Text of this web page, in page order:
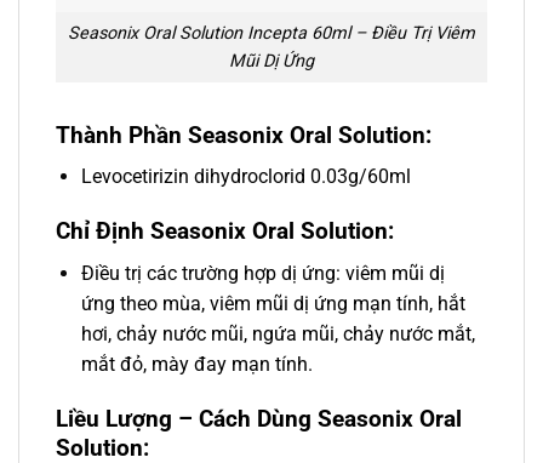
Seasonix Oral Solution Incepta 60ml – Điều Trị Viêm
Mũi Dị Ứng
Thành Phần Seasonix Oral Solution:
Levocetirizin dihydroclorid 0.03g/60ml
Chỉ Định Seasonix Oral Solution:
Điều trị các trường hợp dị ứng: viêm mũi dị
ứng theo mùa, viêm mũi dị ứng mạn tính, hắt
hơi, chảy nước mũi, ngứa mũi, chảy nước mắt,
mắt đỏ, mày đay mạn tính.
Liều Lượng – Cách Dùng Seasonix Oral
Solution: